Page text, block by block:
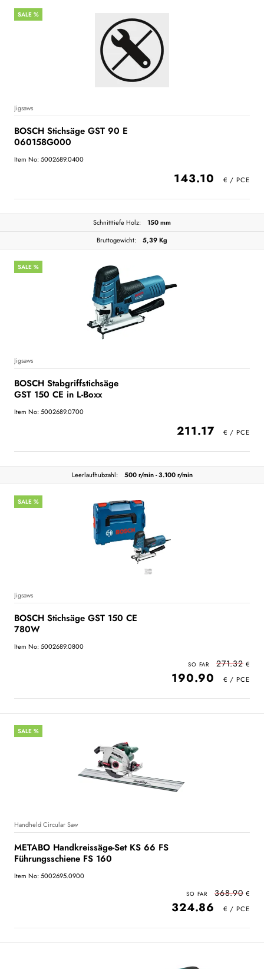
SALE %
Jigsaws
BOSCH Stichsäge GST 90 E
060158G000
Item No: 5002689.0400
143.10
Schnitttiefe Holz:
150 mm
Bruttogewicht:
5,39 Kg
SALE %
Jigsaws
BOSCH Stabgriffstichsäge
GST 150 CE in L-Boxx
Item No: 5002689.0700
211.17
Leerlaufhubzahl: 500 r/min - 3.100 r/min
SALE %
Jigsaws
BOSCH Stichsäge GST 150 CE
780W
Item No: 5002689.0800
271.32
190.90
SALE %
Handheld Circular Saw
METABO Handkreissäge-Set KS 66 FS
Führungsschiene FS 160
Item No: 5002695.0900
368.90
324.86